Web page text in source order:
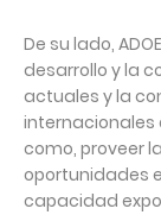
De su lado,
desarrollo y la
actuales y la
internacionales
como, proveer
oportunidades
capacidad